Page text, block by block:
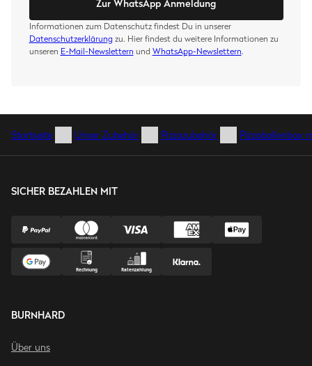
Zur WhatsApp Anmeldung
Informationen zum Datenschutz findest Du in unserer
Datenschutzerklärung zu. Hier findest du weitere Informationen zu
unseren E-Mail-Newslettern und WhatsApp-Newslettern.
Startseite Unser Zubehör Pizzazubehör Pizzaballenbox
SICHER BEZAHLEN MIT
BURNHARD
Über uns